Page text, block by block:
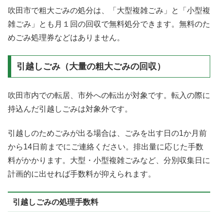
吹田市で粗大ごみの処分は、「大型複雑ごみ」と「小型複
雑ごみ」とも月１回の回収で無料処分できます。無料のた
めごみ処理券などはありません。
引越しごみ（大量の粗大ごみの回収）
吹田市内での転居、市外への転出が対象です。転入の際に
持込んだ引越しごみは対象外です。
引越しのためごみが出る場合は、ごみを出す日の1か月前
から14日前までにご連絡ください。排出量に応じた手数
料がかかります。大型・小型複雑ごみなど、分別収集日に
計画的に出せれば手数料が抑えられます。
引越しごみの処理手数料